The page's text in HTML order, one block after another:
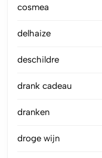
cosmea
delhaize
deschildre
drank cadeau
dranken
droge wijn